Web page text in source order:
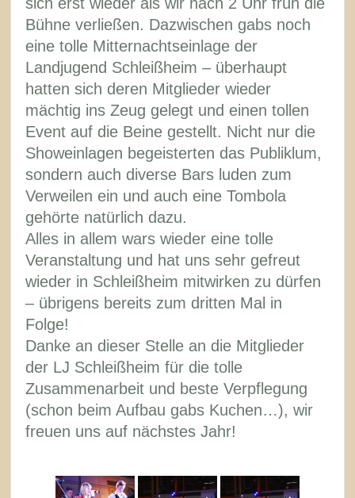
Bühne verließen. Dazwischen gabs noch
eine tolle Mitternachtseinlage der
Landjugend Schleißheim – überhaupt
hatten sich deren Mitglieder wieder
mächtig ins Zeug gelegt und einen tollen
Event auf die Beine gestellt. Nicht nur die
Showeinlagen begeisterten das Publiklum,
sondern auch diverse Bars luden zum
Verweilen ein und auch eine Tombola
gehörte natürlich dazu.
Alles in allem wars wieder eine tolle
Veranstaltung und hat uns sehr gefreut
wieder in Schleißheim mitwirken zu dürfen
– übrigens bereits zum dritten Mal in
Folge!
Danke an dieser Stelle an die Mitglieder
der LJ Schleißheim für die tolle
Zusammenarbeit und beste Verpflegung
(schon beim Aufbau gabs Kuchen…), wir
freuen uns auf nächstes Jahr!